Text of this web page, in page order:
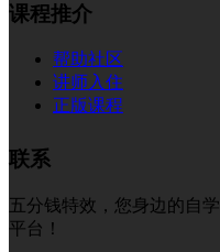
课程推介
帮助社区
讲师入住
正版课程
联系
五分钱特效，您身边的自学
平台！